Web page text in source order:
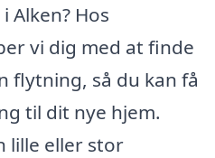
Hos
vi dig med at finde
flytning, så du kan få
til dit nye hjem.
lille eller stor